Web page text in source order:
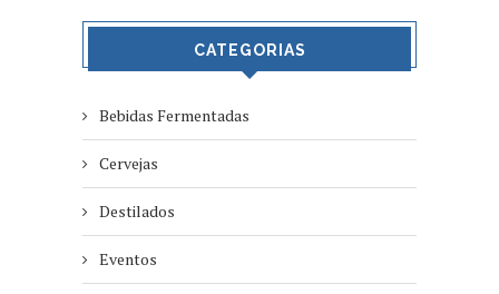
CATEGORIAS
Bebidas Fermentadas
Cervejas
Destilados
Eventos